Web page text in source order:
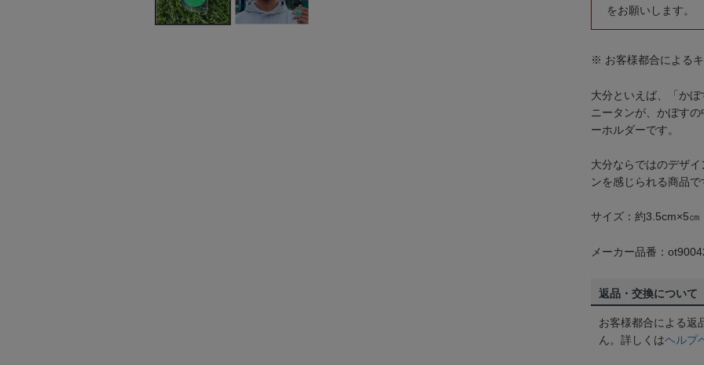
をお願いします。
※ お客様都合による
大分といえば、「かぼ
ニータンが、かぼす
ーホルダーです。
大分ならではのデザ
ンを感じられる商品で
サイズ：約3.5cm×5㎝
メーカー品番：
返品・交換について
お客様都合による返
ん。詳しくはヘルプ